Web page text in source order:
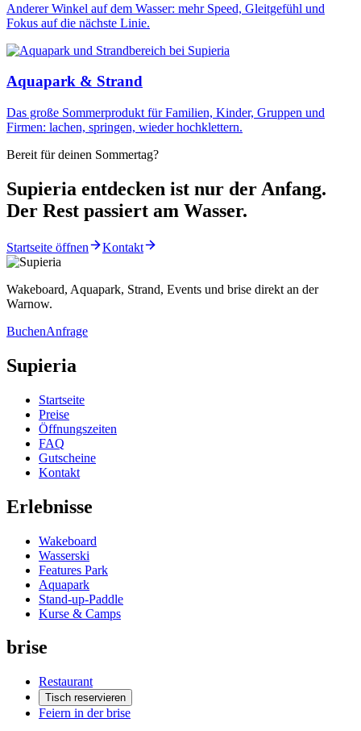
Anderer Winkel auf dem Wasser: mehr Speed, Gleitgefühl und
Fokus auf die nächste Linie.
Aquapark & Strand
Das große Sommerprodukt für Familien, Kinder, Gruppen und
Firmen: lachen, springen, wieder hochklettern.
Bereit für deinen Sommertag?
Supieria entdecken ist nur der Anfang.
Der Rest passiert am Wasser.
Startseite öffnen Kontakt
Wakeboard, Aquapark, Strand, Events und brise direkt an der
Warnow.
BuchenAnfrage
Supieria
Startseite
Preise
Öffnungszeiten
FAQ
Gutscheine
Kontakt
Erlebnisse
Wakeboard
Wasserski
Features Park
Aquapark
Stand-up-Paddle
Kurse & Camps
brise
Restaurant
Tisch reservieren
Feiern in der brise